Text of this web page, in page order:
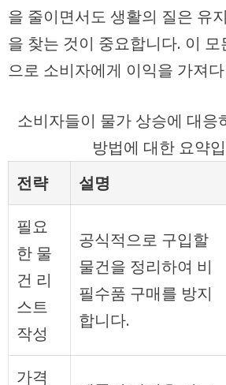
을 줄이면서도 생활의 질은 유
을 찾는 것이 중요합니다. 이
으로 소비자에게 이익을 가져
소비자들이 물가 상승에 대응
방법에 대한 요약
전략
설명
필요
한 물
건 리
스트
작성
공식적으로 구입할
물건을 정리하여 비
필수품 구매를 방지
합니다.
가격